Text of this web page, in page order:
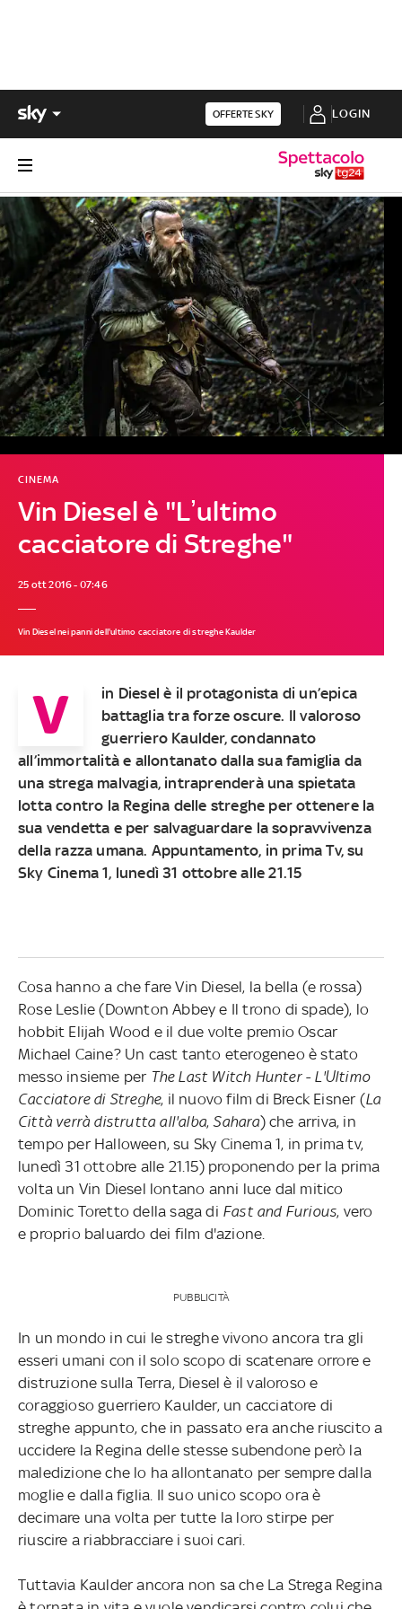
OFFERTE SKY LOGIN
Vin Diesel è "Lʼultimo
cacciatore di Streghe"
CINEMA
25 ott 2016 - 07:46
Vin Diesel nei panni dell'ultimo cacciatore di streghe Kaulder
V
in Diesel è il protagonista di un’epica
battaglia tra forze oscure. Il valoroso
guerriero Kaulder, condannato
all’immortalità e allontanato dalla sua famiglia da
una strega malvagia, intraprenderà una spietata
lotta contro la Regina delle streghe per ottenere la
sua vendetta e per salvaguardare la sopravvivenza
della razza umana. Appuntamento, in prima Tv, su
Sky Cinema 1, lunedì 31 ottobre alle 21.15
Cosa hanno a che fare Vin Diesel, la bella (e rossa)
Rose Leslie (Downton Abbey e Il trono di spade), lo
hobbit Elijah Wood e il due volte premio Oscar
Michael Caine? Un cast tanto eterogeneo è stato
messo insieme per The Last Witch Hunter - L'Ultimo
Cacciatore di Streghe, il nuovo film di Breck Eisner (La
Città verrà distrutta all'alba,Sahara) che arriva, in
tempo per Halloween, su Sky Cinema 1, in prima tv,
lunedì 31 ottobre alle 21.15) proponendo per la prima
volta un Vin Diesel lontano anni luce dal mitico
Dominic Toretto della saga di Fast and Furious, vero
e proprio baluardo dei film d'azione.
PUBBLICITÀ
In un mondo in cui le streghe vivono ancora tra gli
esseri umani con il solo scopo di scatenare orrore e
distruzione sulla Terra, Diesel è il valoroso e
coraggioso guerriero Kaulder, un cacciatore di
streghe appunto, che in passato era anche riuscito a
uccidere la Regina delle stesse subendone però la
maledizione che lo ha allontanato per sempre dalla
moglie e dalla figlia. Il suo unico scopo ora è
decimare una volta per tutte la loro stirpe per
riuscire a riabbracciare i suoi cari.
Tuttavia Kaulder ancora non sa che La Strega Regina